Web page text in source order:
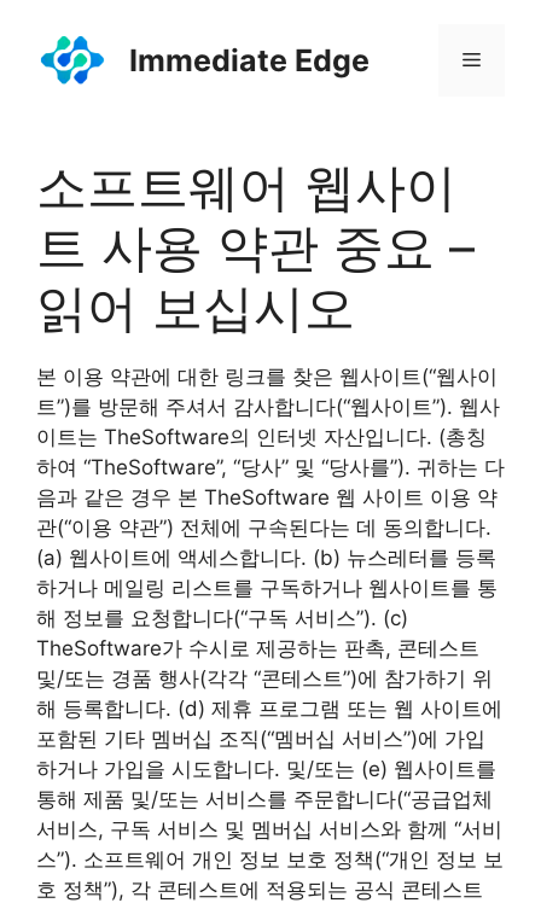
Immediate Edge 메
소프트웨어 웹사이
트 사용 약관 중요 –
읽어 보십시오
본 이용 약관에 대한 링크를 찾은 웹사이트(“웹사이
트”)를 방문해 주셔서 감사합니다(“웹사이트”). 웹사
이트는 TheSoftware의 인터넷 자산입니다. (총칭
하여 “TheSoftware”, “당사” 및 “당사를”). 귀하는 다
음과 같은 경우 본 TheSoftware 웹 사이트 이용 약
관(“이용 약관”) 전체에 구속된다는 데 동의합니다.
(a) 웹사이트에 액세스합니다. (b) 뉴스레터를 등록
하거나 메일링 리스트를 구독하거나 웹사이트를 통
해 정보를 요청합니다(“구독 서비스”). (c)
TheSoftware가 수시로 제공하는 판촉, 콘테스트
및/또는 경품 행사(각각 “콘테스트”)에 참가하기 위
해 등록합니다. (d) 제휴 프로그램 또는 웹 사이트에
포함된 기타 멤버십 조직(“멤버십 서비스”)에 가입
하거나 가입을 시도합니다. 및/또는 (e) 웹사이트를
통해 제품 및/또는 서비스를 주문합니다(“공급업체
서비스, 구독 서비스 및 멤버십 서비스와 함께 “서비
스”). 소프트웨어 개인 정보 보호 정책(“개인 정보 보
호 정책”), 각 콘테스트에 적용되는 공식 콘테스트